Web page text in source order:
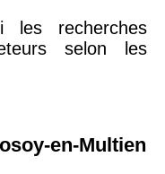
les recherches
selon les
en-Multien